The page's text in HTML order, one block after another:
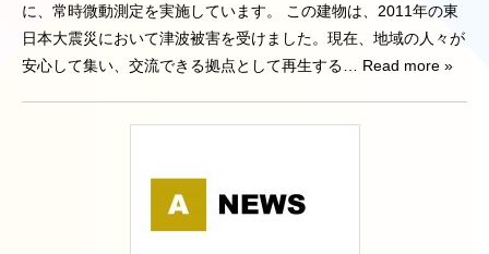
に、常時微動測定を実施しています。 この建物は、2011年の東
日本大震災において津波被害を受けました。現在、地域の人々が
安心して集い、交流できる拠点として再生する … Read more »